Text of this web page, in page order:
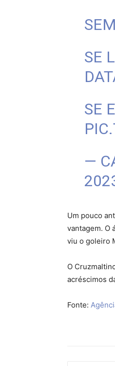
SE
SE
—
Um pouco
vantagem. O
viu o goleiro
O
acréscimos
Fonte: